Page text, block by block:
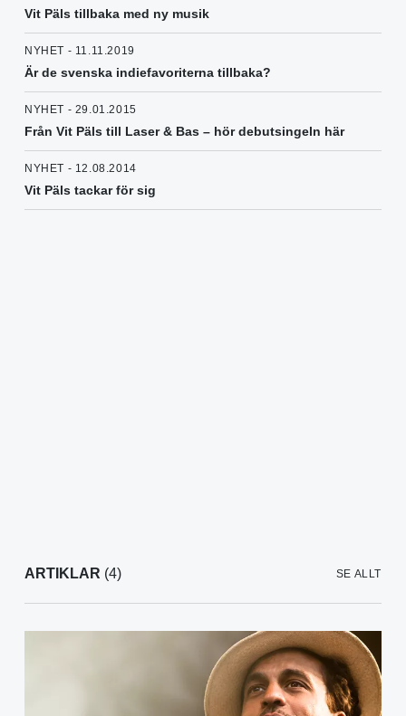
Vit Päls tillbaka med ny musik
NYHET - 11.11.2019
Är de svenska indiefavoriterna tillbaka?
NYHET - 29.01.2015
Från Vit Päls till Laser & Bas – hör debutsingeln här
NYHET - 12.08.2014
Vit Päls tackar för sig
ARTIKLAR (4) SE ALLT